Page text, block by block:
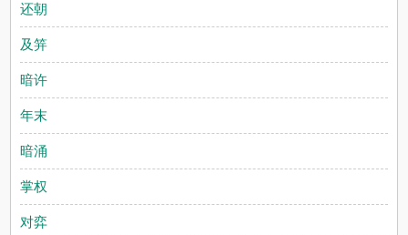
还朝
及笄
暗许
年末
暗涌
掌权
对弈